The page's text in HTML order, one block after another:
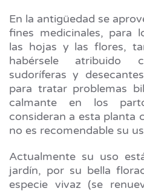
En la antigüedad se
fines medicinales, para
las hojas y las flores,
habérsele atribuido
sudoríferas y
para tratar problemas
calmante en los
consideran a esta planta
no es recomendable su
Actualmente su uso
jardín, por su bella
especie vivaz (se